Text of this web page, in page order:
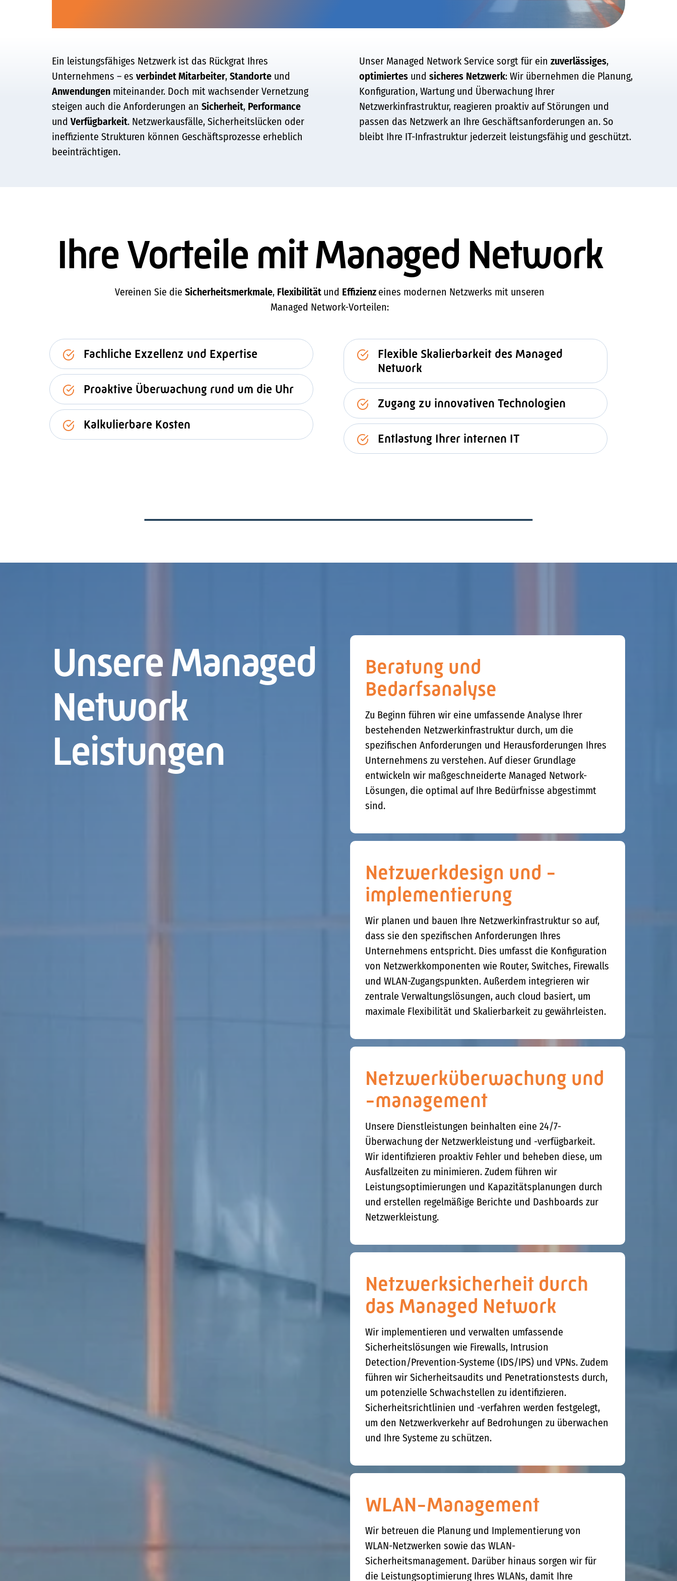
Ein leistungsfähiges Netzwerk ist das Rückgrat Ihres
Unternehmens – es verbindet Mitarbeiter, Standorteund
Anwendungenmiteinander. Doch mit wachsender Vernetzung
steigen auch die Anforderungen an Sicherheit, Performance
und Verfügbarkeit. Netzwerkausfälle, Sicherheitslücken oder
ineffiziente Strukturen können Geschäftsprozesse erheblich
beeinträchtigen.
Unser Managed Network Service sorgt für ein zuverlässiges,
optimiertes und sicheres Netzwerk: Wir übernehmen die Planung,
Konfiguration, Wartung und Überwachung Ihrer
Netzwerkinfrastruktur, reagieren proaktiv auf Störungen und
passen das Netzwerk an Ihre Geschäftsanforderungen an. So
bleibt Ihre IT-Infrastruktur jederzeit leistungsfähig und geschützt.
Ihre Vorteile mit Managed Network
Vereinen Sie die Sicherheitsmerkmale, Flexibilität und Effizienz eines modernen Netzwerks mit unseren
Managed Network-Vorteilen:
Fachliche Exzellenz und Expertise
Proaktive Überwachung rund um die Uhr
Kalkulierbare Kosten
Flexible Skalierbarkeit des Managed
Network
Zugang zu innovativen Technologien
Entlastung Ihrer internen IT
Unsere Managed
Network
Leistungen
Beratung und
Bedarfsanalyse
Zu Beginn führen wir eine umfassende Analyse Ihrer
bestehenden Netzwerkinfrastruktur durch, um die
spezifischen Anforderungen und Herausforderungen Ihres
Unternehmens zu verstehen. Auf dieser Grundlage
entwickeln wir maßgeschneiderte Managed Network-
Lösungen, die optimal auf Ihre Bedürfnisse abgestimmt
sind.
Netzwerkdesign und -
implementierung
Wir planen und bauen Ihre Netzwerkinfrastruktur so auf,
dass sie den spezifischen Anforderungen Ihres
Unternehmens entspricht. Dies umfasst die Konfiguration
von Netzwerkkomponenten wie Router, Switches, Firewalls
und WLAN-Zugangspunkten. Außerdem integrieren wir
zentrale Verwaltungslösungen, auch cloud basiert, um
maximale Flexibilität und Skalierbarkeit zu gewährleisten.
Netzwerküberwachung und
-management
Unsere Dienstleistungen beinhalten eine 24/7-
Überwachung der Netzwerkleistung und -verfügbarkeit.
Wir identifizieren proaktiv Fehler und beheben diese, um
Ausfallzeiten zu minimieren. Zudem führen wir
Leistungsoptimierungen und Kapazitätsplanungen durch
und erstellen regelmäßige Berichte und Dashboards zur
Netzwerkleistung.
Netzwerksicherheit durch
das Managed Network
Wir implementieren und verwalten umfassende
Sicherheitslösungen wie Firewalls, Intrusion
Detection/Prevention-Systeme (IDS/IPS) und VPNs. Zudem
führen wir Sicherheitsaudits und Penetrationstests durch,
um potenzielle Schwachstellen zu identifizieren.
Sicherheitsrichtlinien und -verfahren werden festgelegt,
um den Netzwerkverkehr auf Bedrohungen zu überwachen
und Ihre Systeme zu schützen.
WLAN-Management
Wir betreuen die Planung und Implementierung von
WLAN-Netzwerken sowie das WLAN-
Sicherheitsmanagement. Darüber hinaus sorgen wir für
die Leistungsoptimierung Ihres WLANs, damit Ihre